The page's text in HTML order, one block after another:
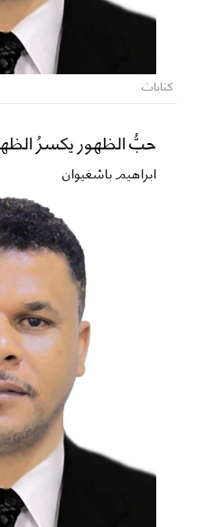
كتابات
حبُّ الظهور يكسرُ
ابراهيم باشغيوان